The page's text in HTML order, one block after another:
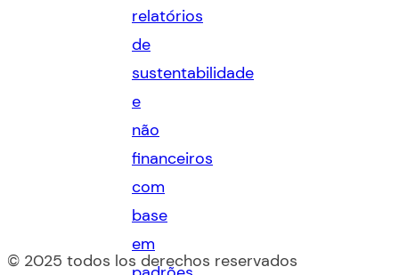
relatórios
de
sustentabilidade
e
não
financeiros
com
base
em
© 2025 todos los derechos reservados